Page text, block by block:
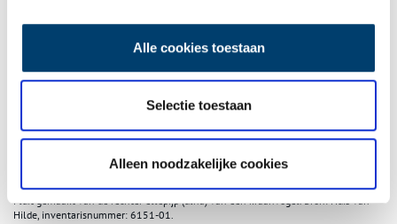
Alle cookies toestaan
Selectie toestaan
Alleen noodzakelijke cookies
vergeleken met de rest van Europa, veel fluiten van bot
gevonden (een paar honderd). Maar dit fluitje is wel heel
of minder.
Fluit gemaakt van de rechter ellepijp (ulna) van een kraanvogel. Bron: Huis van
Hilde, inventarisnummer: 6151-01.